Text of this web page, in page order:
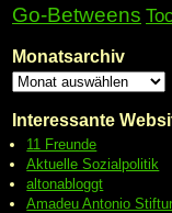
Go-Betweens
Monatsarchiv
Interessante
11 Freunde
Aktuelle Sozialpolitik
altonabloggt
Amadeu Antonio